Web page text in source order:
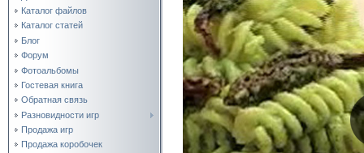
Каталог файлов
Каталог статей
Блог
Форум
Фотоальбомы
Гостевая книга
Обратная связь
Разновидности игр
Продажа игр
Продажа коробочек